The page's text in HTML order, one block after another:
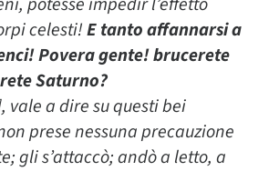
celesti!E tanto affannarsi a
Povera gente! brucerete
Saturno?
vale a dire su questi bei
prese nessuna precauzione
gli s’attaccò; andò a letto, a